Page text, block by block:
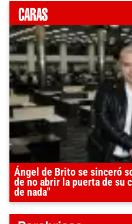
Ángel de Brito se sinceró
de no abrir la puerta de su
de nada"